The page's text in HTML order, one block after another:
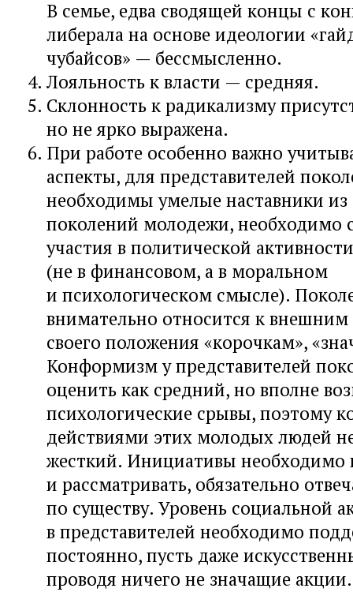
В семье, едва сводящей концы с
либерала на основе идеологии
чубайсов» — бессмысленно.
Лояльность к власти — средняя.
Склонность к радикализму
но не ярко выражена.
При работе особенно важно
аспекты, для представителей
необходимы умелые наставники из
поколений молодежи, необходимо
участия в политической активности
(не в финансовом, а в моральном
и психологическом смысле).
внимательно относится к
своего положения «корочкам»,
Конформизм у представителей
оценить как средний, но вполне
психологические срывы, поэтому
действиями этих молодых людей
жесткий. Инициативы необходимо
и рассматривать, обязательно
по существу. Уровень социальной
в представителей необходимо
постоянно, пусть даже
проводя ничего не значащие акции.